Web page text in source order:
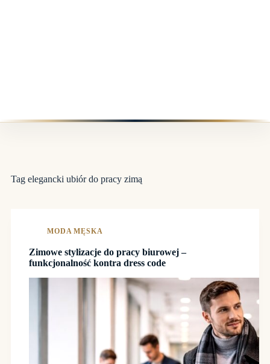
Tag elegancki ubiór do pracy zimą
MODA MĘSKA
Zimowe stylizacje do pracy biurowej –
funkcjonalność kontra dress code